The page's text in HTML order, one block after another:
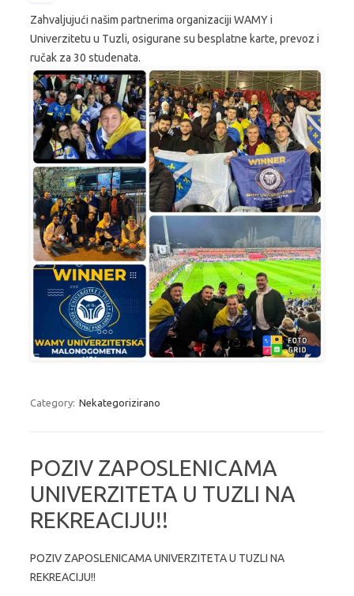
Zahvaljujući našim partnerima organizaciji WAMY i
Univerzitetu u Tuzli, osigurane su besplatne karte, prevoz i
ručak za 30 studenata.
Category: Nekategorizirano
POZIV ZAPOSLENICAMA
UNIVERZITETA U TUZLI NA
REKREACIJU!!
POZIV ZAPOSLENICAMA UNIVERZITETA U TUZLI NA
REKREACIJU!!